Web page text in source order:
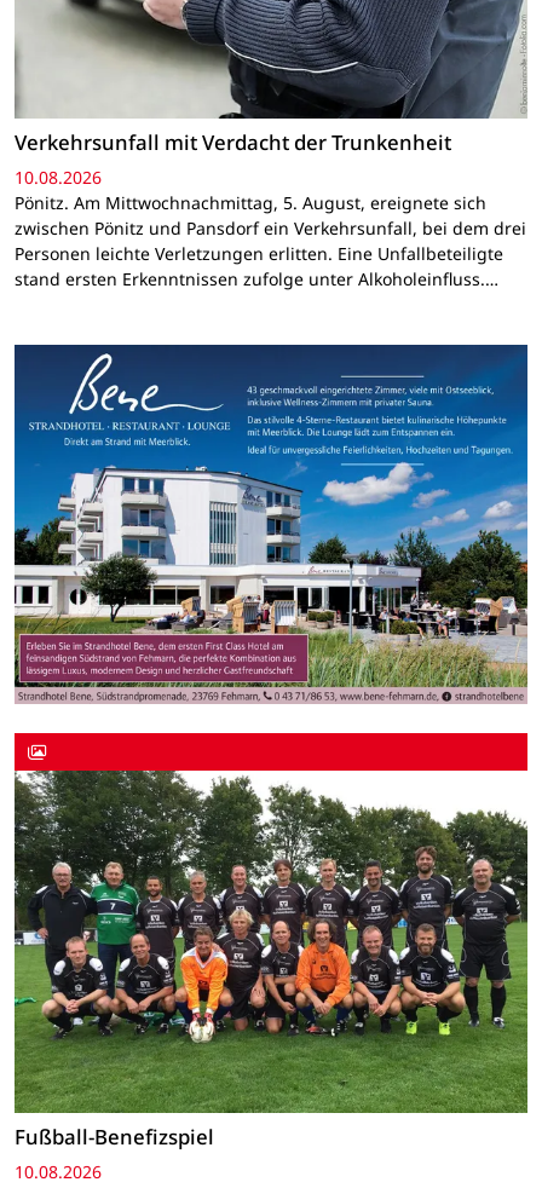
Verkehrsunfall mit Verdacht der Trunkenheit
10.08.2026
Pönitz. Am Mittwochnachmittag, 5. August, ereignete sich
zwischen Pönitz und Pansdorf ein Verkehrsunfall, bei dem drei
Personen leichte Verletzungen erlitten. Eine Unfallbeteiligte
stand ersten Erkenntnissen zufolge unter Alkoholeinfluss.…
Fußball-Benefizspiel
10.08.2026